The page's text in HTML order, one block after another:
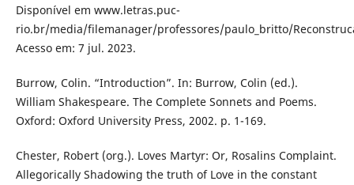
Disponível em www.letras.puc-
rio.br/media/filemanager/professores/paulo_britto/
Acesso em: 7 jul. 2023.
Burrow, Colin. “Introduction”. In: Burrow, Colin (ed.).
William Shakespeare. The Complete Sonnets and Poems.
Oxford: Oxford University Press, 2002. p. 1-169.
Chester, Robert (org.). Loves Martyr: Or, Rosalins Complaint.
Allegorically Shadowing the truth of Love in the constant